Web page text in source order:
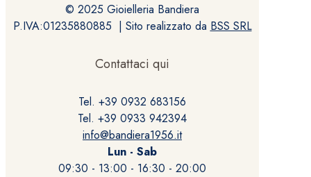
© 2025 Gioielleria Bandiera
P.IVA:01235880885 | Sito realizzato da BSS SRL
Contattaci qui
Tel. +39 0932 683156
Tel. +39 0933 942394
info@bandiera1956.it
Lun - Sab
09:30 - 13:00 - 16:30 - 20:00